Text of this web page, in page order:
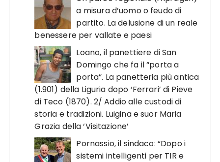
a misura d’uomo o feudo di
partito. La delusione di un reale
benessere per vallate e paesi
Loano, il panettiere di San
Domingo che fa il “porta a
porta”. La panetteria più antica
(1.901) della Liguria dopo ‘Ferrari’ di Pieve
di Teco (1870). 2/ Addio alle custodi di
storia e tradizioni. Luigina e suor Maria
Grazia della ‘Visitazione’
Pornassio, il sindaco: “Dopo i
sistemi intelligenti per TIR e